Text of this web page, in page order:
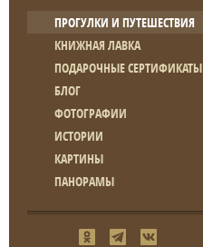
ПРОГУЛКИ И ПУТЕШЕСТВИЯ
КНИЖНАЯ ЛАВКА
ПОДАРОЧНЫЕ СЕРТИФИКАТЫ
БЛОГ
ФОТОГРАФИИ
ИСТОРИИ
КАРТИНЫ
ПАНОРАМЫ